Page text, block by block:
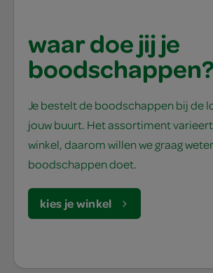
waar doe jij je
boodschappen?
Je bestelt de boodschappen bij de
jouw buurt. Het assortiment varieert
winkel, daarom willen we graag
boodschappen doet.
kies je winkel